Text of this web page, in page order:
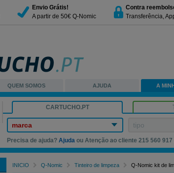
Envio Grátis!
A partir de 50€ Q-Nomic
Contra
Transferência,
QUEM SOMOS AJUDA A
CARTUCHO.PT
marca tipo
Precisa de ajuda?Ajuda ou Atenção ao cliente 215 560
INICIO Q-Nomic Tinteiro de limpeza Q-Nomic kit de